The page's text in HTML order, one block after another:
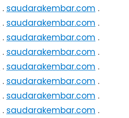
. saudarakembar.com .
. saudarakembar.com .
. saudarakembar.com .
. saudarakembar.com .
. saudarakembar.com .
. saudarakembar.com .
. saudarakembar.com .
. saudarakembar.com .